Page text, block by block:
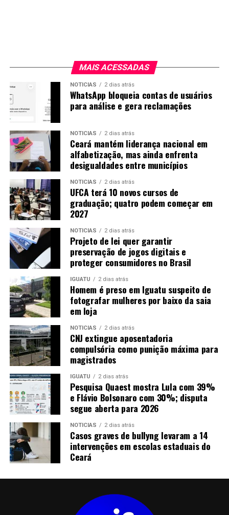
MAIS ACESSADAS
NOTICIAS 2 dias atrás
WhatsApp bloqueia contas de usuários
para análise e gera reclamações
NOTICIAS 2 dias atrás
Ceará mantém liderança nacional em
alfabetização, mas ainda enfrenta
desigualdades entre municípios
NOTICIAS 2 dias atrás
UFCA terá 10 novos cursos de
graduação; quatro podem começar em
2027
NOTICIAS 2 dias atrás
Projeto de lei quer garantir
preservação de jogos digitais e
proteger consumidores no Brasil
IGUATU 2 dias atrás
Homem é preso em Iguatu suspeito de
fotografar mulheres por baixo da saia
em loja
NOTICIAS 2 dias atrás
CNJ extingue aposentadoria
compulsória como punição máxima para
magistrados
IGUATU 2 dias atrás
Pesquisa Quaest mostra Lula com 39%
e Flávio Bolsonaro com 30%; disputa
segue aberta para 2026
NOTICIAS 2 dias atrás
Casos graves de bullyng levaram a 14
intervenções em escolas estaduais do
Ceará